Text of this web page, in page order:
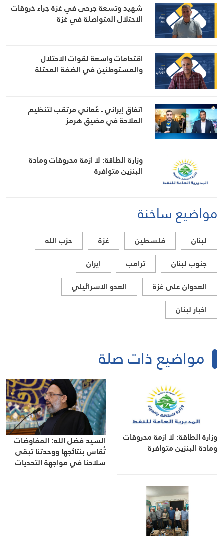
شهيد وتسعة جرحى في غزة جراء خروقات
الاحتلال المتواصلة في غزة
اقتحامات واسعة لقوات الاحتلال
والمستوطنين في الضفة المحتلة
اتفاق إيراني ـ عُماني مرتقب لتنظيم
الملاحة في مضيق هرمز
وزارة الطاقة: لا ازمة محروقات ومادة
البنزين متوافرة
مواضيع ساخنة
لبنان فلسطين غزة
حزب الله
جنوب لبنان
ترامب
ايران
العدوان على غزة
العدو الاسرائيلي
اخبار لبنان
مواضيع ذات صلة
وزارة الطاقة: لا ازمة محروقات
ومادة البنزين متوافرة
السيد فضل الله: المفاوضات
تُقاس بنتائجها ووحدتنا تبقى
سلاحنا في مواجهة التحديات